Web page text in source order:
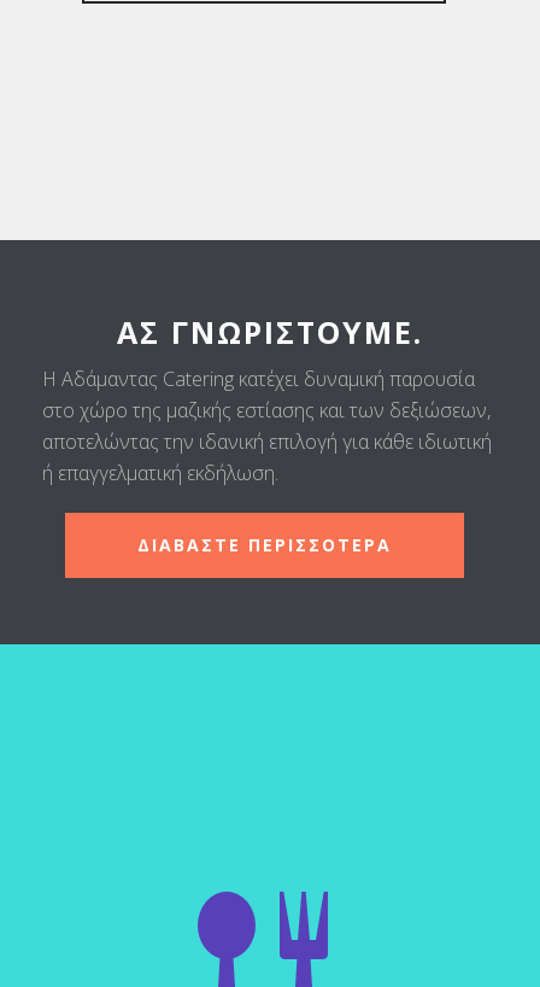
ΑΣ ΓΝΩΡΙΣΤΟΎΜΕ.
Η Αδάμαντας Catering κατέχει δυναμική παρουσία
στο χώρο της μαζικής εστίασης και των δεξιώσεων,
αποτελώντας την ιδανική επιλογή για κάθε ιδιωτική
ή επαγγελματική εκδήλωση.
ΔΙΑΒΑΣΤΕ ΠΕΡΙΣΣΟΤΕΡΑ